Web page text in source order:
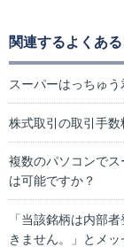
関連するよくあ
スーパーはっちゅう
株式取引の取引手数
複数のパソコンで
は可能ですか？
「当該銘柄は内部
きません。」とメッ